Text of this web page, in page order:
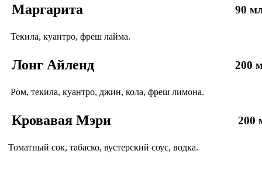
Маргарита 90
Текила, куантро, фреш лайма.
Лонг Айленд 200
Ром, текила, куантро, джин, кола, фреш лимона.
Кровавая Мэри 200
Томатный сок, табаско, вустерский соус, водка.